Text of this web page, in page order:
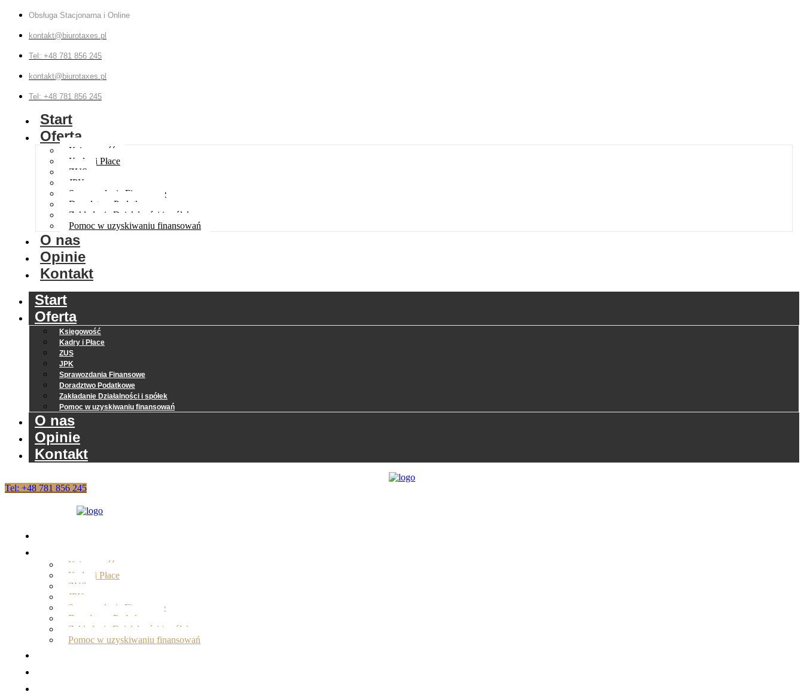
Obsługa Stacjonarna i Online
kontakt@biurotaxes.pl
Tel: +48 781 856 245
kontakt@biurotaxes.pl
Tel: +48 781 856 245
Start
Oferta
Księgowość
Kadry i Płace
ZUS
JPK
Sprawozdania Finansowe
Doradztwo Podatkowe
Zakładanie Działalności i spółek
Pomoc w uzyskiwaniu finansowań
O nas
Opinie
Kontakt
Start
Oferta
Księgowość
Kadry i Płace
ZUS
JPK
Sprawozdania Finansowe
Doradztwo Podatkowe
Zakładanie Działalności i spółek
Pomoc w uzyskiwaniu finansowań
O nas
Opinie
Kontakt
Tel: +48 781 856 245
Księgowość
Kadry i Płace
ZUS
JPK
Sprawozdania Finansowe
Doradztwo Podatkowe
Zakładanie Działalności i spółek
Pomoc w uzyskiwaniu finansowań